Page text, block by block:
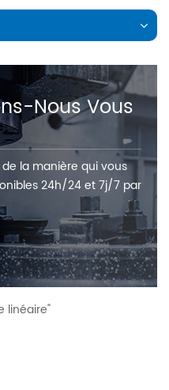
Nous Vous
la manière qui vous
24h/24 et 7j/7 par
linéaire"